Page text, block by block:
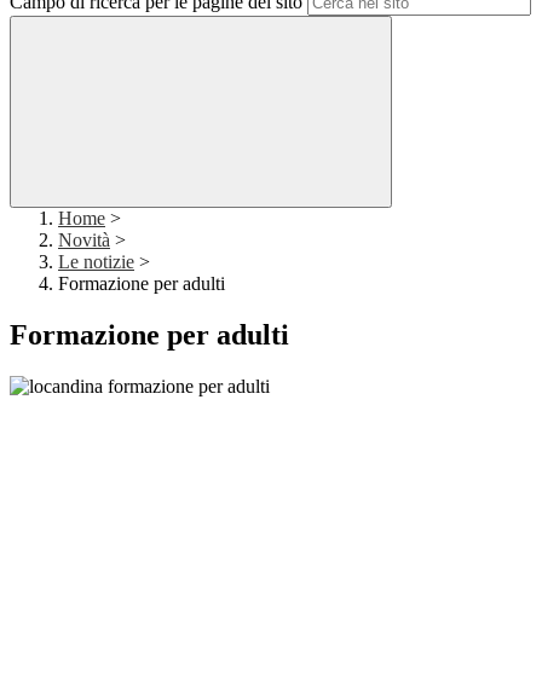
Home >
Novità >
Le notizie >
Formazione per adulti
Formazione per adulti